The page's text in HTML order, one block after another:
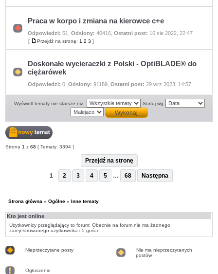
nieprzeczytanych
Nie
ma
postów
Praca w korpo i zmiana na kierowce c+e
Odpowiedzi: 51 ,Odsłony: 40416 ,Ostatni post: 16 sie 2022, 22:47
[
Przejdź
na
Przejdź na stronę: 1 2 3 ]
ma
postów
Doskonałe wycieraczki z Polski - OptiBLADE® do
ciężarówek
Odpowiedzi: 0 ,Odsłony: 91189 ,Ostatni post: 29 wrz 2023, 14:57
Wyświetl tematy nie starsze niż: Sortuj wg
temat
Strona1 z68 [ Tematy: 3394 ]
Przejdź na stronę
1 2 3 4 5 … 68 Następna
Strona główna »Ogólne »Inne tematy
Kto jest online
Użytkownicy przeglądający to forum: Obecnie na forum nie ma żadnego
zarejestrowanego użytkownika i 5 gości
Nieprzeczytane posty
Nie ma nieprzeczytanych
postów
Ogłoszenie